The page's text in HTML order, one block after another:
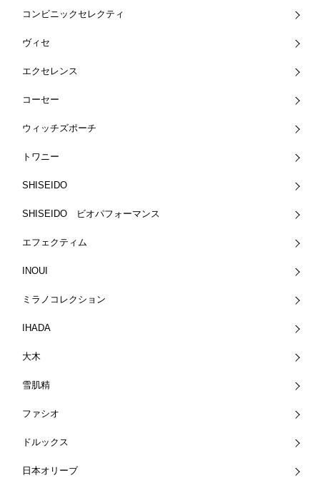
コンビニックセレクティ
ヴィセ
エクセレンス
コーセー
ウィッチズポーチ
トワニー
SHISEIDO
SHISEIDO ビオパフォーマンス
エフェクティム
INOUI
ミラノコレクション
IHADA
大木
雪肌精
ファシオ
ドルックス
日本オリーブ